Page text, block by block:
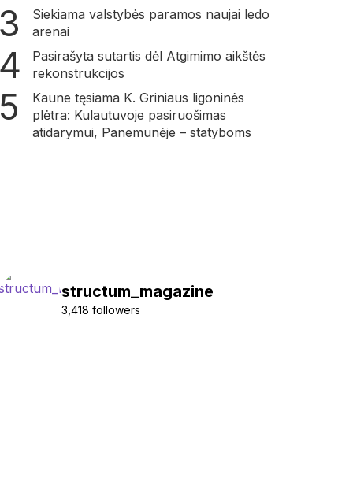
Siekiama valstybės paramos naujai ledo
arenai
Pasirašyta sutartis dėl Atgimimo aikštės
rekonstrukcijos
Kaune tęsiama K. Griniaus ligoninės
plėtra: Kulautuvoje pasiruošimas
atidarymui, Panemunėje – statyboms
structum_magazine
3,418 followers